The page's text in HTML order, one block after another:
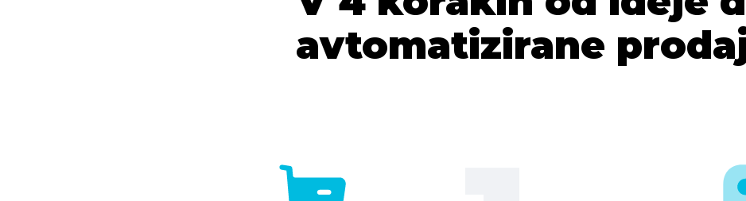
avtomatizirane